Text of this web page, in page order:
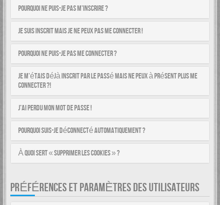
Pourquoi ne puis-je pas m’inscrire ?
Je suis inscrit mais je ne peux pas me connecter !
Pourquoi ne puis-je pas me connecter ?
Je m’étais déjà inscrit par le passé mais ne peux à présent plus me
connecter ?!
J’ai perdu mon mot de passe !
Pourquoi suis-je déconnecté automatiquement ?
À quoi sert « Supprimer les cookies » ?
PRÉFÉRENCES ET PARAMÈTRES DES UTILISATEURS